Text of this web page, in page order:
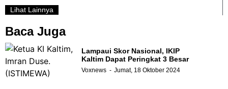
Lihat Lainnya
Baca Juga
Lampaui Skor Nasional, IKIP
Kaltim Dapat Peringkat 3 Besar
Voxnews Jumat, 18 Oktober 2024